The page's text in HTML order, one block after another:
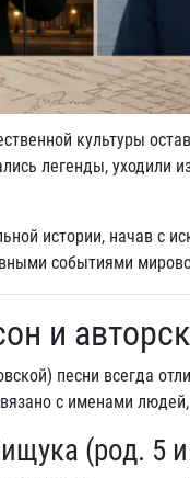
культуры
легенды, уходили
истории, начав с
событиями
и
песни всегда
с именами
(род. 5